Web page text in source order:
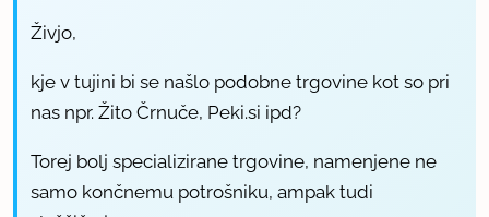
Živjo,
kje v tujini bi se našlo podobne trgovine kot so pri
nas npr. Žito Črnuče, Peki.si ipd?
Torej bolj specializirane trgovine, namenjene ne
samo končnemu potrošniku, ampak tudi